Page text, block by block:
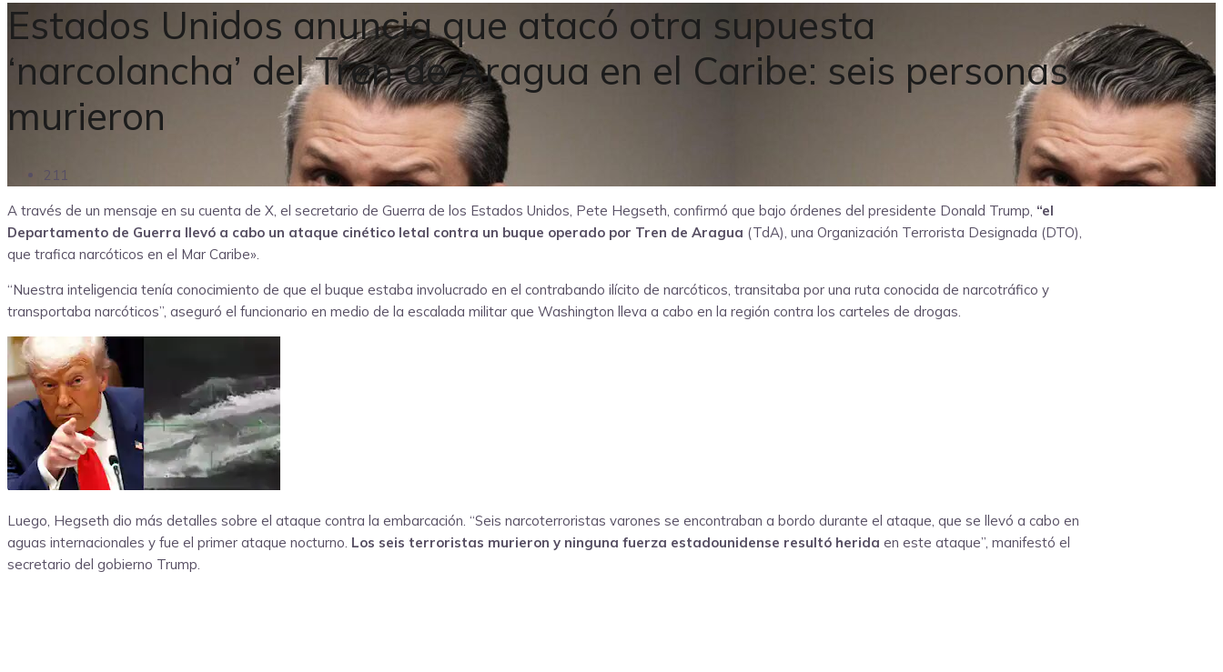
Estados Unidos anuncia que atacó otra supuesta
‘narcolancha’ del Tren de Aragua en el Caribe: seis personas
murieron
211
A través de un mensaje en su cuenta de X, el secretario de Guerra de los Estados Unidos, Pete Hegseth, confirmó que bajo órdenes del presidente Donald Trump, “el
Departamento de Guerra llevó a cabo un ataque cinético letal contra un buque operado por Tren de Aragua (TdA), una Organización Terrorista Designada (DTO),
que trafica narcóticos en el Mar Caribe».
“Nuestra inteligencia tenía conocimiento de que el buque estaba involucrado en el contrabando ilícito de narcóticos, transitaba por una ruta conocida de narcotráfico y
transportaba narcóticos”, aseguró el funcionario en medio de la escalada militar que Washington lleva a cabo en la región contra los carteles de drogas.
Luego, Hegseth dio más detalles sobre el ataque contra la embarcación. “Seis narcoterroristas varones se encontraban a bordo durante el ataque, que se llevó a cabo en
aguas internacionales y fue el primer ataque nocturno. Los seis terroristas murieron y ninguna fuerza estadounidense resultó herida en este ataque”, manifestó el
secretario del gobierno Trump.